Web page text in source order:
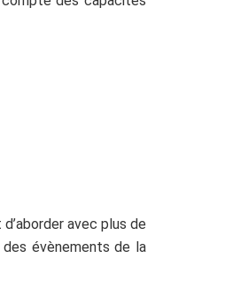
avec plus de
évènements de la